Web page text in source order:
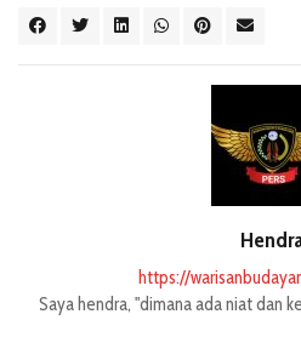
https://
Saya hendra, "dimana ada niat dan